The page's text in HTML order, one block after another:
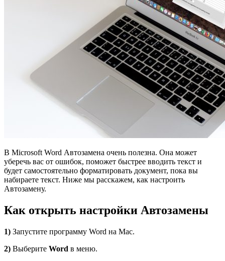
В Microsoft Word Автозамена очень полезна. Она может
уберечь вас от ошибок, поможет быстрее вводить текст и
будет самостоятельно форматировать документ, пока вы
набираете текст. Ниже мы расскажем, как настроить
Автозамену.
Как открыть настройки Автозамены
1) Запустите программу Word на Mac.
2) Выберите Word в меню.